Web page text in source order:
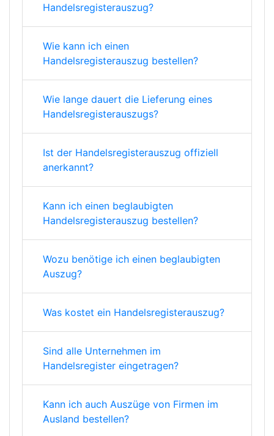
Handelsregisterauszug?
Wie kann ich einen
Handelsregisterauszug bestellen?
Wie lange dauert die Lieferung eines
Handelsregisterauszugs?
Ist der Handelsregisterauszug offiziell
anerkannt?
Kann ich einen beglaubigten
Handelsregisterauszug bestellen?
Wozu benötige ich einen beglaubigten
Auszug?
Was kostet ein Handelsregisterauszug?
Sind alle Unternehmen im
Handelsregister eingetragen?
Kann ich auch Auszüge von Firmen im
Ausland bestellen?